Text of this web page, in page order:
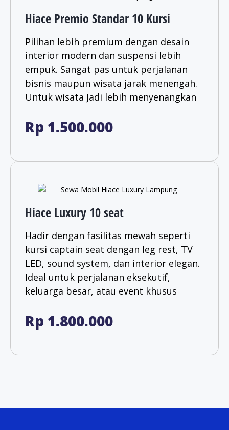
Hiace Premio Standar 10 Kursi
Pilihan lebih premium dengan desain
interior modern dan suspensi lebih
empuk. Sangat pas untuk perjalanan
bisnis maupun wisata jarak menengah.
Untuk wisata Jadi lebih menyenangkan​
Rp 1.500.000
Hiace Luxury 10 seat
Hadir dengan fasilitas mewah seperti
kursi captain seat dengan leg rest, TV
LED, sound system, dan interior elegan.
Ideal untuk perjalanan eksekutif,
keluarga besar, atau event khusus
Rp 1.800.000